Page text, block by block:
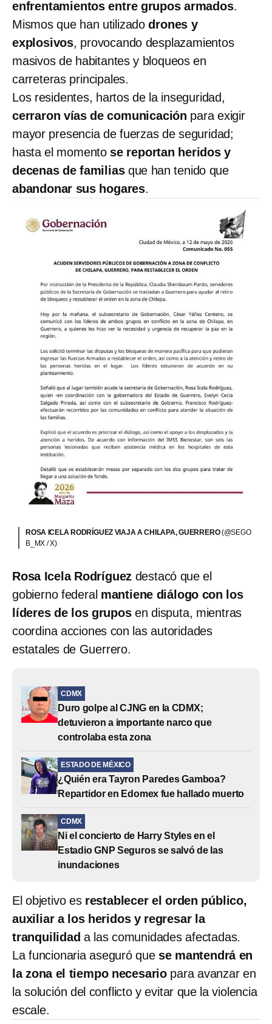
enfrentamientos entre grupos armados.
Mismos que han utilizado drones y
explosivos, provocando desplazamientos
masivos de habitantes y bloqueos en
carreteras principales.
Los residentes, hartos de la inseguridad,
cerraron vías de comunicación para exigir
mayor presencia de fuerzas de seguridad;
hasta el momento se reportan heridos y
decenas de familias que han tenido que
abandonar sus hogares.
ROSA ICELA RODRÍGUEZ VIAJA A CHILAPA, GUERRERO(@SEGO
B_MX / X)
Rosa Icela Rodríguez destacó que el
gobierno federal mantiene diálogo con los
líderes de los gruposen disputa, mientras
coordina acciones con las autoridades
estatales de Guerrero.
CDMX
Duro golpe al CJNG en la CDMX;
detuvieron a importante narco que
controlaba esta zona
ESTADO DE MÉXICO
¿Quién era Tayron Paredes Gamboa?
Repartidor en Edomex fue hallado muerto
CDMX
Ni el concierto de Harry Styles en el
Estadio GNP Seguros se salvó de las
inundaciones
El objetivo esrestablecer el orden público,
auxiliar a los heridos y regresar la
tranquilidada las comunidades afectadas.
La funcionaria aseguró que se mantendrá en
la zona el tiempo necesario para avanzar en
la solución del conflicto y evitar que la violencia
escale.